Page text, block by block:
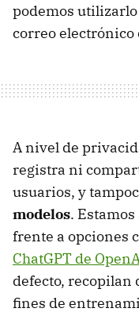
podemos
correo electrónico
A nivel de
registra ni
usuarios, y
modelos.
frente a opciones
ChatGPT de
defecto, recopilan
fines de